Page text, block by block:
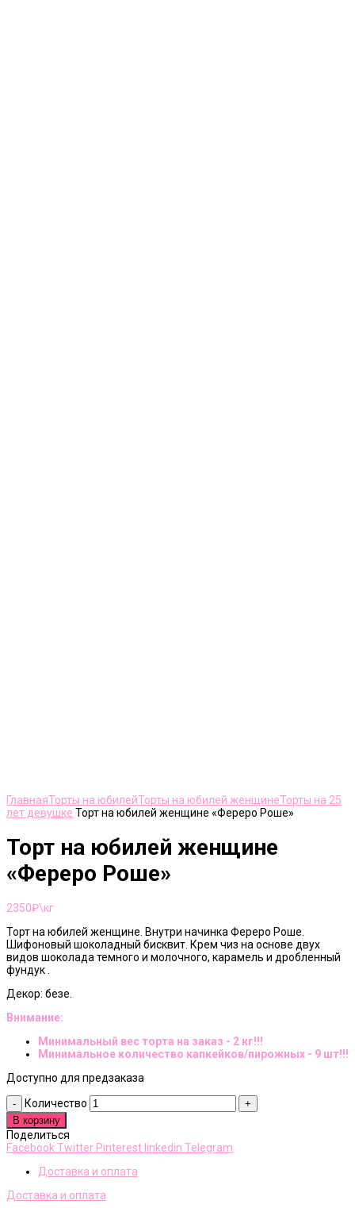
ГлавнаяТорты на юбилейТорты на юбилей женщинеТорты на 25
лет девушке Торт на юбилей женщине «Фереро Роше»
Торт на юбилей женщине
«Фереро Роше»
2350₽\кг
Торт на юбилей женщине. Внутри начинка Фереро Роше.
Шифоновый шоколадный бисквит. Крем чиз на основе двух
видов шоколада темного и молочного, карамель и дробленный
фундук .
Декор: безе.
Внимание:
Минимальный вес торта на заказ - 2 кг!!!
Минимальное количество капкейков/пирожных - 9 шт!!!
Доступно для предзаказа
Количество
В корзину
Поделиться
Facebook Twitter Pinterest linkedin Telegram
Доставка и оплата
Доставка и оплата